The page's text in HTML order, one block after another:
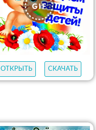
ОТКРЫТЬ СКАЧАТЬ